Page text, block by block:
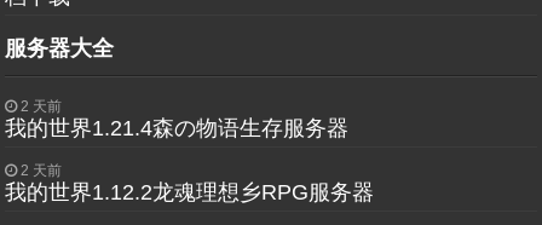
服务器大全
2 天前
我的世界1.21.4森の物语生存服务器
2 天前
我的世界1.12.2龙魂理想乡RPG服务器